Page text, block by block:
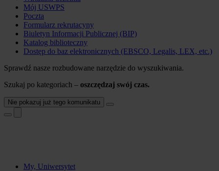
Mój USWPS
Poczta
Formularz rekrutacyny
Biuletyn Informacji Publicznej (BIP)
Katalog biblioteczny
Dostęp do baz elektronicznych (EBSCO, Legalis, LEX, etc.)
Sprawdź nasze rozbudowane narzędzie do wyszukiwania.
Szukaj po kategoriach – oszczędzaj swój czas.
Nie pokazuj już tego komunikatu
My, Uniwersytet